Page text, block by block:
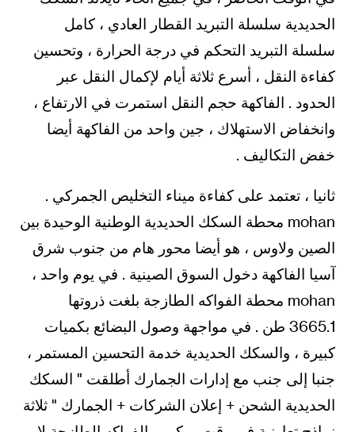
الحديدية سلسلة التبريد القطار العادي ، كامل
سلسلة التبريد التحكم في درجة الحرارة ، وتحسين
كفاءة النقل ، أسرع ثلاثة أيام لإكمال النقل عبر
الحدود . الفاكهة حجم النقل استمرت في الارتفاع ،
وانخفاض الاستهلاك ، جين واحد من الفاكهة أيضا
خفض التكاليف .
ثانيا ، تعتمد على كفاءة ميناء التخليص الجمركي .
mohan محطة السكك الحديدية الوطنية الوحيدة بين
الصين ولاوس ، هو أيضا محور هام من جنوب شرق
آسيا الفاكهة دخول السوق الصينية . في يوم واحد ،
mohan محطة الفواكه الطازجة بلغت ذروتها
3665.1 طن . في مواجهة وصول البضائع بكميات
كبيرة ، والسكك الحديدية خدمة التحسين المستمر ،
جنبا إلى جنب مع إدارات الجمارك أطلقت " السكك
الحديدية الشحن + إعلان الشركات + الجمارك " ثلاثة